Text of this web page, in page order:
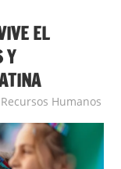
EL
Y
Recursos Humanos